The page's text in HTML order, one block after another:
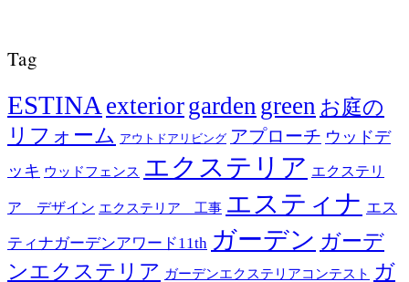
Tag
ESTINA exteriorgarden green お庭の
リフォーム アウトドアリビング アプローチ ウッドデ
ッキ ウッドフェンス エクステリア エクステリ
ア デザイン エクステリア 工事 エスティナ エス
ティナガーデンアワード11th ガーデン ガーデ
ンエクステリア ガーデンエクステリアコンテスト ガ